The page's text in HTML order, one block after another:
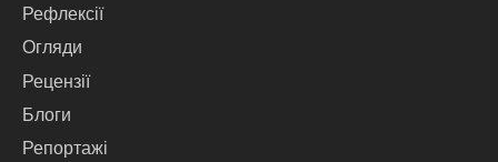
Рефлексії
Огляди
Рецензії
Блоги
Репортажі